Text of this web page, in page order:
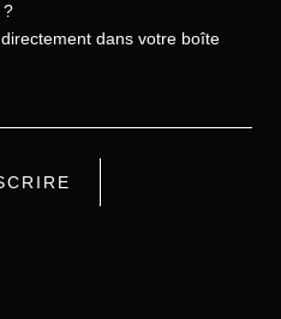
?
dans votre boîte